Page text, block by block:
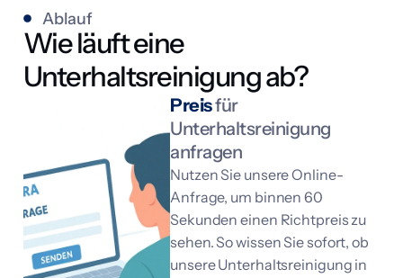
g
k
e
i
t
R
e
i
n
i
g
Ablauf
Wie läuft eine
Unterhaltsreinigung ab?
Preisfür
Unterhaltsreinigung
anfragen
Nutzen Sie unsere Online-
Anfrage, um binnen 60
Sekunden einen Richtpreis zu
sehen. So wissen Sie sofort, ob
unsere Unterhaltsreinigung in